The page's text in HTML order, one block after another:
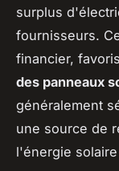
surplus
fournisseurs.
financier,
des panneaux
généralement
une source de
l'énergie